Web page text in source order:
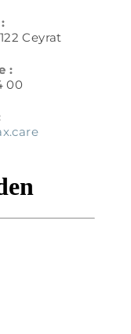
Ceyrat
:
00